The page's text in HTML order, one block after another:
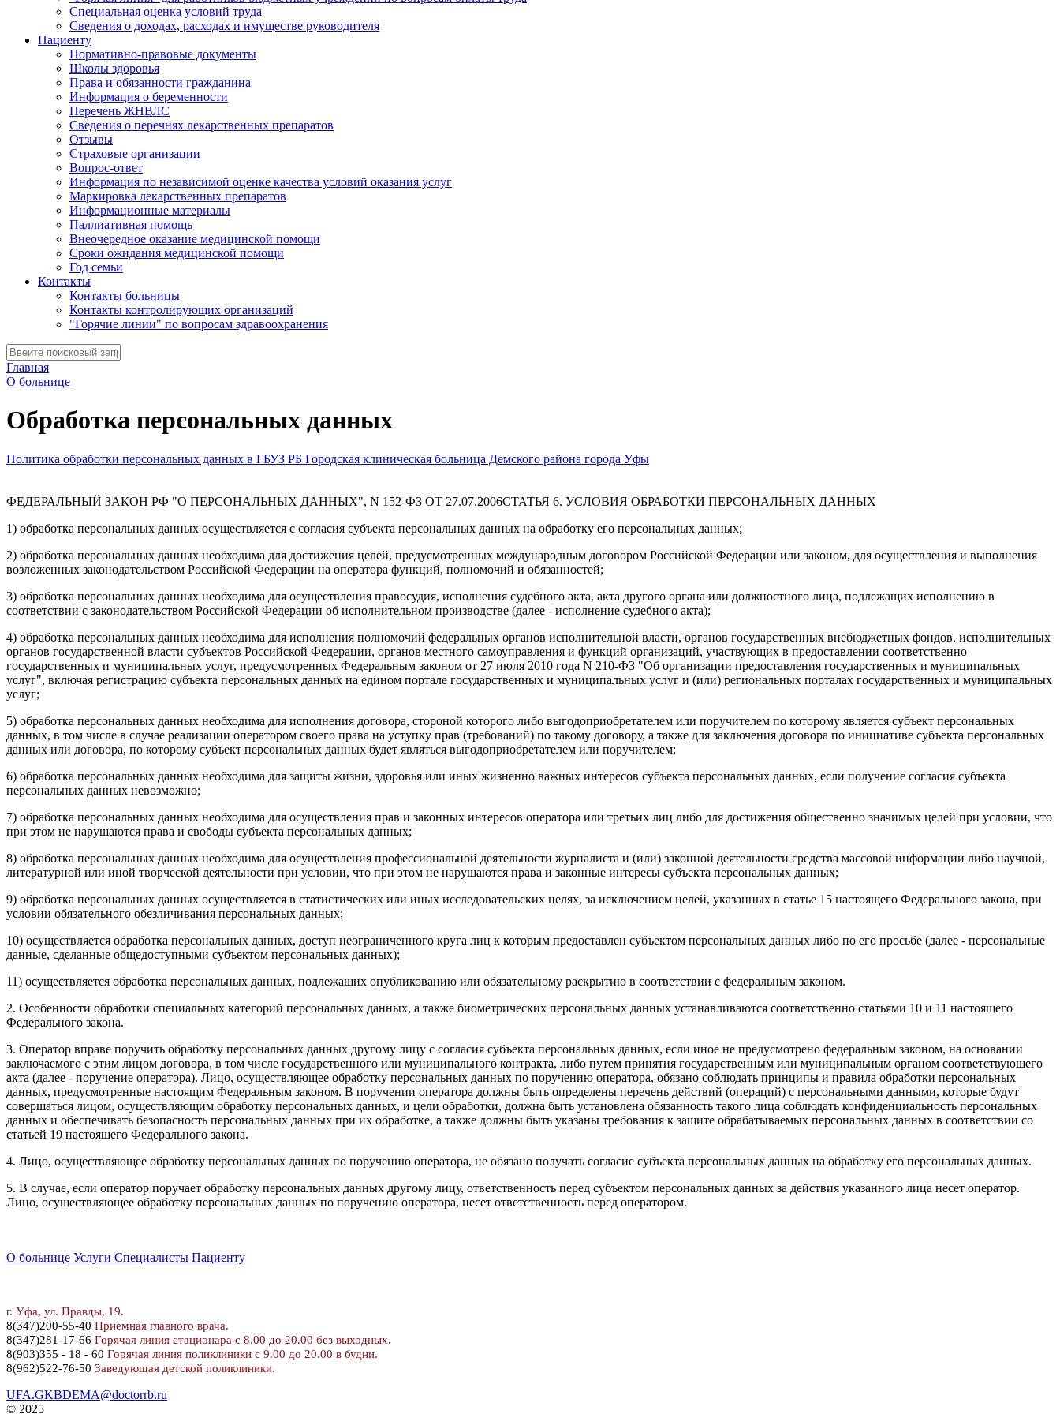
Специальная оценка условий труда
Сведения о доходах, расходах и имуществе руководителя
Пациенту
Нормативно-правовые документы
Школы здоровья
Права и обязанности гражданина
Информация о беременности
Перечень ЖНВЛС
Сведения о перечнях лекарственных препаратов
Отзывы
Страховые организации
Вопрос-ответ
Информация по независимой оценке качества условий оказания услуг
Маркировка лекарственных препаратов
Информационные материалы
Паллиативная помощь
Внеочередное оказание медицинской помощи
Сроки ожидания медицинской помощи
Год семьи
Контакты
Контакты больницы
Контакты контролирующих организаций
"Горячие линии" по вопросам здравоохранения
Главная
О больнице
Обработка персональных данных
Политика обработки персональных данных в ГБУЗ РБ Городская клиническая больница Демского района города Уфы
ФЕДЕРАЛЬНЫЙ ЗАКОН РФ "О ПЕРСОНАЛЬНЫХ ДАННЫХ", N 152-ФЗ ОТ 27.07.2006СТАТЬЯ 6. УСЛОВИЯ ОБРАБОТКИ ПЕРСОНАЛЬНЫХ ДАННЫХ
1) обработка персональных данных осуществляется с согласия субъекта персональных данных на обработку его персональных данных;
2) обработка персональных данных необходима для достижения целей, предусмотренных международным договором Российской Федерации или законом, для осуществления и выполнения
возложенных законодательством Российской Федерации на оператора функций, полномочий и обязанностей;
3) обработка персональных данных необходима для осуществления правосудия, исполнения судебного акта, акта другого органа или должностного лица, подлежащих исполнению в
соответствии с законодательством Российской Федерации об исполнительном производстве (далее - исполнение судебного акта);
4) обработка персональных данных необходима для исполнения полномочий федеральных органов исполнительной власти, органов государственных внебюджетных фондов, исполнительных
органов государственной власти субъектов Российской Федерации, органов местного самоуправления и функций организаций, участвующих в предоставлении соответственно
государственных и муниципальных услуг, предусмотренных Федеральным законом от 27 июля 2010 года N 210-ФЗ "Об организации предоставления государственных и муниципальных
услуг", включая регистрацию субъекта персональных данных на едином портале государственных и муниципальных услуг и (или) региональных порталах государственных и муниципальных
услуг;
5) обработка персональных данных необходима для исполнения договора, стороной которого либо выгодоприобретателем или поручителем по которому является субъект персональных
данных, в том числе в случае реализации оператором своего права на уступку прав (требований) по такому договору, а также для заключения договора по инициативе субъекта персональных
данных или договора, по которому субъект персональных данных будет являться выгодоприобретателем или поручителем;
6) обработка персональных данных необходима для защиты жизни, здоровья или иных жизненно важных интересов субъекта персональных данных, если получение согласия субъекта
персональных данных невозможно;
7) обработка персональных данных необходима для осуществления прав и законных интересов оператора или третьих лиц либо для достижения общественно значимых целей при условии, что
при этом не нарушаются права и свободы субъекта персональных данных;
8) обработка персональных данных необходима для осуществления профессиональной деятельности журналиста и (или) законной деятельности средства массовой информации либо научной,
литературной или иной творческой деятельности при условии, что при этом не нарушаются права и законные интересы субъекта персональных данных;
9) обработка персональных данных осуществляется в статистических или иных исследовательских целях, за исключением целей, указанных в статье 15 настоящего Федерального закона, при
условии обязательного обезличивания персональных данных;
10) осуществляется обработка персональных данных, доступ неограниченного круга лиц к которым предоставлен субъектом персональных данных либо по его просьбе (далее - персональные
данные, сделанные общедоступными субъектом персональных данных);
11) осуществляется обработка персональных данных, подлежащих опубликованию или обязательному раскрытию в соответствии с федеральным законом.
2. Особенности обработки специальных категорий персональных данных, а также биометрических персональных данных устанавливаются соответственно статьями 10 и 11 настоящего
Федерального закона.
3. Оператор вправе поручить обработку персональных данных другому лицу с согласия субъекта персональных данных, если иное не предусмотрено федеральным законом, на основании
заключаемого с этим лицом договора, в том числе государственного или муниципального контракта, либо путем принятия государственным или муниципальным органом соответствующего
акта (далее - поручение оператора). Лицо, осуществляющее обработку персональных данных по поручению оператора, обязано соблюдать принципы и правила обработки персональных
данных, предусмотренные настоящим Федеральным законом. В поручении оператора должны быть определены перечень действий (операций) с персональными данными, которые будут
совершаться лицом, осуществляющим обработку персональных данных, и цели обработки, должна быть установлена обязанность такого лица соблюдать конфиденциальность персональных
данных и обеспечивать безопасность персональных данных при их обработке, а также должны быть указаны требования к защите обрабатываемых персональных данных в соответствии со
статьей 19 настоящего Федерального закона.
4. Лицо, осуществляющее обработку персональных данных по поручению оператора, не обязано получать согласие субъекта персональных данных на обработку его персональных данных.
5. В случае, если оператор поручает обработку персональных данных другому лицу, ответственность перед субъектом персональных данных за действия указанного лица несет оператор.
Лицо, осуществляющее обработку персональных данных по поручению оператора, несет ответственность перед оператором.
О больнице Услуги Специалисты Пациенту
г. Уфа, ул. Правды, 19.
8(347)200-55-40 Приемная главного врача.
8(347)281-17-66 Горячая линия стационара с 8.00 до 20.00 без выходных.
8(903)355 - 18 - 60 Горячая линия поликлиники с 9.00 до 20.00 в будни.
8(962)522-76-50 Заведующая детской поликлиники.
UFA.GKBDEMA@doctorrb.ru
© 2025